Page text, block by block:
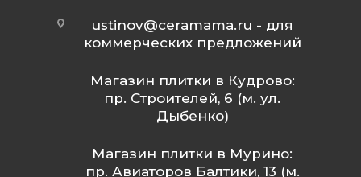
ustinov@ceramama.ru - для
коммерческих предложений
Магазин плитки в Кудрово:
пр. Строителей, 6 (м. ул.
Дыбенко)
Магазин плитки в Мурино:
пр. Авиаторов Балтики, 13 (м.